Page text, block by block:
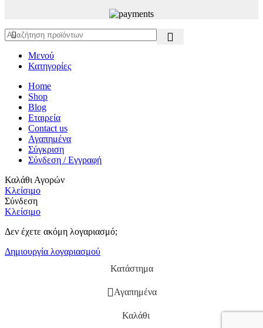
Μενού
Κατηγορίες
Home
Shop
Blog
Εταιρεία
Contact us
Αγαπημένα
Σύγκριση
Σύνδεση / Εγγραφή
Καλάθι Αγορών
Κλείσιμο
Σύνδεση
Κλείσιμο
Δεν έχετε ακόμη λογαριασμό;
Δημιουργία λογαριασμού
Κατάστημα
Αγαπημένα
Καλάθι